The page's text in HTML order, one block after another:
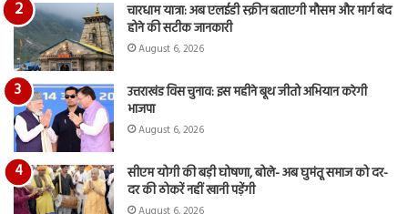
चारधाम यात्रा: अब एलईडी स्क्रीन बताएगी मौसम और मार्ग बंद
होने की सटीक जानकारी
August 6, 2026
उत्तराखंड विस चुनाव: इस महीने बूथ जीतो अभियान करेगी
भाजपा
August 6, 2026
सीएम योगी की बड़ी घोषणा, बोले- अब घुमंतू समाज को दर-
दर की ठोकरें नहीं खानी पड़ेंगी